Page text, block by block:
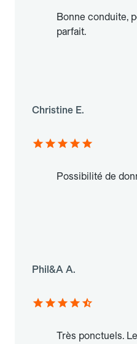
Bonne conduite,
parfait.
Christine E.
Possibilité de
Phil&A A.
Très ponctuels.